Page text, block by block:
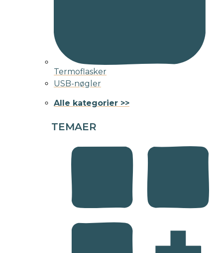
Termoflasker
USB-nøgler
Alle kategorier >>
TEMAER